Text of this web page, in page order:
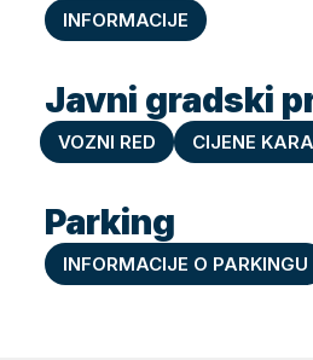
INFORMACIJE
Javni gradski
VOZNI RED CIJENE
Parking
INFORMACIJE O PARKINGU